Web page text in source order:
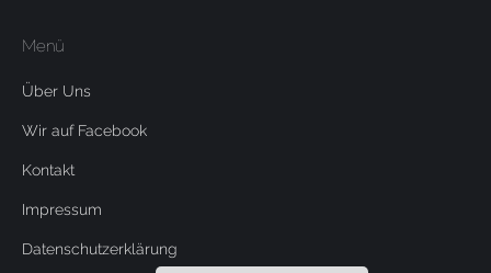
Menü
Über Uns
Wir auf Facebook
Kontakt
Impressum
Datenschutzerklärung